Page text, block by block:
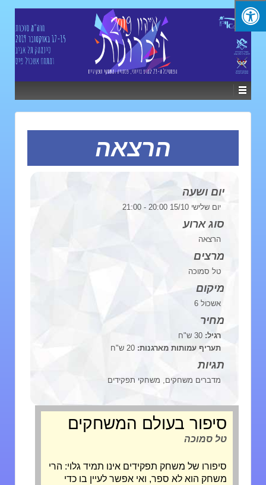
הרצאה
יום ושעה
יום שלישי 15/10 20:00 - 21:00
סוג ארוע
מרצים
טל סמוכה
תעריף עמותות מארגנות:20 ש"ח
מדברים משחקים, משחקי תפקידים
סיפור בעולם המשחקים
טל סמוכה
סיפורו של משחק תפקידים אינו תמיד גלוי: הרי
משחק הוא לא ספר, ואי אפשר לעיין בו כדי